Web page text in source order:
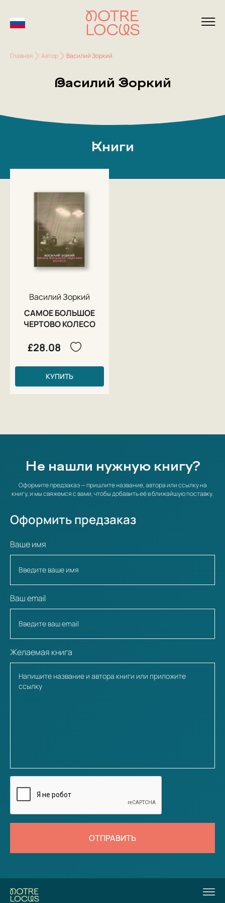
Главная Автор Василий Зоркий
Василий Зоркий
Книги
Василий Зоркий
САМОЕ БОЛЬШОЕ
ЧЕРТОВО КОЛЕСО
£28.08
КУПИТЬ
Не нашли нужную книгу?
Оформите предзаказ — пришлите название, автора или ссылку на
книгу, и мы свяжемся с вами, чтобы добавить её в ближайшую поставку.
Оформить предзаказ
Ваше имя
Ваш email
Желаемая книга
ОТПРАВИТЬ